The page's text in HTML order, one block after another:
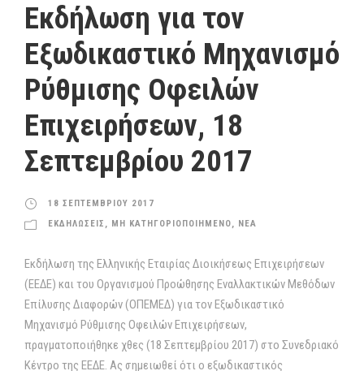
Εκδήλωση για τον
Εξωδικαστικό Μηχανισμό
Ρύθμισης Οφειλών
Επιχειρήσεων, 18
Σεπτεμβρίου 2017
18 ΣΕΠΤΕΜΒΡΙΟΥ 2017
ΕΚΔΗΛΩΣΕΙΣ , ΜΗ ΚΑΤΗΓΟΡΙΟΠΟΙΗΜΕΝΟ, ΝΕΑ
Εκδήλωση της Ελληνικής Εταιρίας Διοικήσεως Επιχειρήσεων
(ΕΕΔΕ) και του Οργανισμού Προώθησης Εναλλακτικών Μεθόδων
Επίλυσης Διαφορών (ΟΠΕΜΕΔ) για τον Εξωδικαστικό
Μηχανισμό Ρύθμισης Οφειλών Επιχειρήσεων,
πραγματοποιήθηκε χθες (18 Σεπτεμβρίου 2017) στο Συνεδριακό
Κέντρο της ΕΕΔΕ. Ας σημειωθεί ότι ο εξωδικαστικός